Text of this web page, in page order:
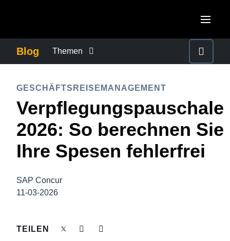
Canada (Français)
México (Español)
Brasil (Português)
United Kingdom (English)
France (Français)
Deutschland (Deutsch)
ASIA PACIFIC
Australia (English)
India (English)
Blog Themen
FÜRSORGEPFLICHT BEI GESCHÄFTSREISEN
GESCHÄFTSKONTINUITÄT
NACHHALTIGKEIT BEI GESCHÄFTSREISEN
GESCHÄFTSREISEMANAGEMENT
Verpflegungspauschale
2026: So berechnen Sie
Ihre Spesen fehlerfrei
SAP Concur
11-03-2026
TEILEN